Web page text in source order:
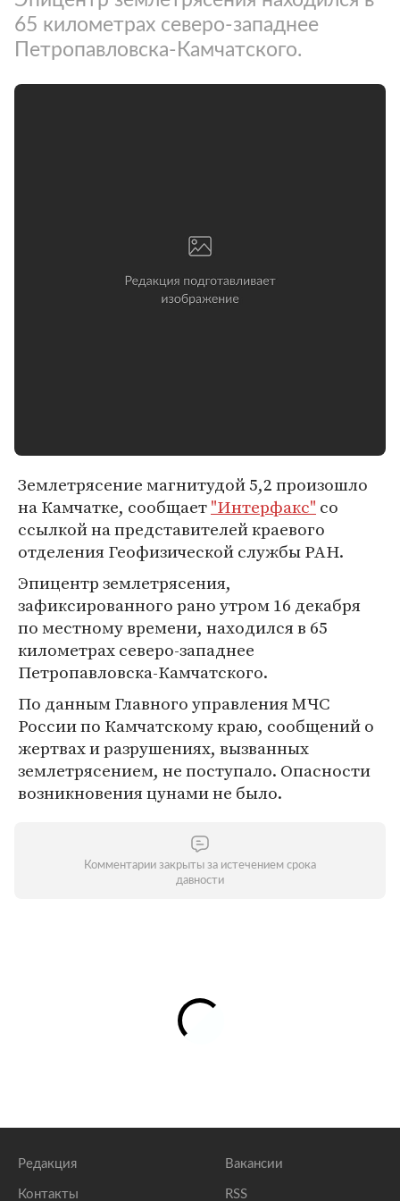
65 километрах северо-западнее
Петропавловска-Камчатского.
Землетрясение магнитудой 5,2 произошло
на Камчатке, сообщает"Интерфакс" со
ссылкой на представителей краевого
отделения Геофизической службы РАН.
Эпицентр землетрясения,
зафиксированного рано утром 16 декабря
по местному времени, находился в 65
километрах северо-западнее
Петропавловска-Камчатского.
По данным Главного управления МЧС
России по Камчатскому краю, сообщений о
жертвах и разрушениях, вызванных
землетрясением, не поступало. Опасности
возникновения цунами не было.
Комментарии закрыты за истечением срока
давности
Редакция
Контакты
Вакансии
RSS